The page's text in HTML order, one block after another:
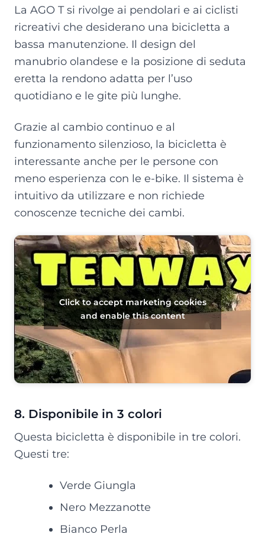
La AGO T si rivolge ai pendolari e ai ciclisti
ricreativi che desiderano una bicicletta a
bassa manutenzione. Il design del
manubrio olandese e la posizione di seduta
eretta la rendono adatta per l’uso
quotidiano e le gite più lunghe.
Grazie al cambio continuo e al
funzionamento silenzioso, la bicicletta è
interessante anche per le persone con
meno esperienza con le e-bike. Il sistema è
intuitivo da utilizzare e non richiede
conoscenze tecniche dei cambi.
Click to accept marketing cookies
and enable this content
8. Disponibile in 3 colori
Questa bicicletta è disponibile in tre colori.
Questi tre:
Verde Giungla
Nero Mezzanotte
Bianco Perla